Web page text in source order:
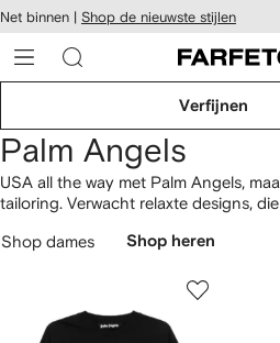
over en
naar de
Net binnen | Shop de nieuwste stijlen
Verfijnen
Palm Angels
USA all the way met Palm Angels,
tailoring. Verwacht relaxte designs,
totsweaters— je vindt het allemaal in
Shop dames Shop heren